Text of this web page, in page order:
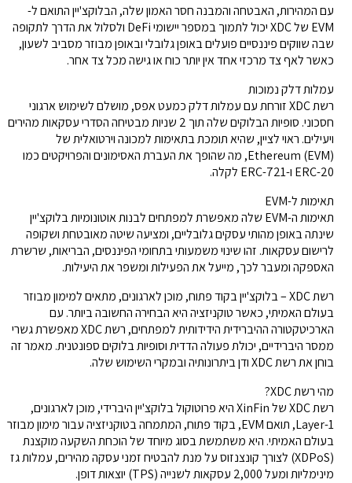
עם המהירות, האבטחה והמבנה חסר האמון שלה, הבלוקצ'יין התואם ל-
EVM של XDC יכול לתמוך במספר יישומי DeFi ולסלול את הדרך לתקופה
שבה שווקים פיננסיים פועלים באופן גלובלי ובאופן מבוזר מסביב לשעון,
כאשר לאף צד מרכזי אחד אין יותר כוח או גישה מכל צד אחר.
עמלות דלק נמוכות
רשת XDC זורחת עם עמלות דלק כמעט אפס, מושלם לשימוש ארגוני
חסכוני. סופיות הבלוקים שלה תוך 2 שניות מבטיחה הסדרי עסקאות מהירים
ויעילים. ראוי לציין, שהיא תומכת בתאימות למכונה וירטואלית של
Ethereum (EVM), מה שהופך את העברת האסימונים והפרויקטים כמו
ERC-20 ו-ERC-721 לקלה.
תאימות ל-EVM
תאימות ה-EVM שלה מאפשרת למפתחים לבנות אוטונומיות בלוקצ'יין
שינתה באופן מהותי עסקים גלובליים, ומציעה שיטה מאובטחת ושקופה
לרישום עסקאות. זהו שינוי משמעותי בתחומי הפיננסים, הבריאות, שרשרת
האספקה ומעבר לכך, מייעל את הפעילות ומשפר את היעילות.
רשת XDC – בלוקצ'יין בקוד פתוח, מוכן לארגונים, מתאים למימון מבוזר
בעולם האמיתי, כאשר טוקניזציה היא הבחירה החשובה ביותר. עם
הארכיטקטורה ההיברידית הידידותית למפתחים, רשת XDC מאפשרת גשרי
ממסר היברידיים, יכולת פעולה הדדית וסופיות בלוקים ספונטנית. מאמר זה
בוחן את רשת XDC ודן ביתרונותיה ובמקרי השימוש שלה.
מהי רשת XDC?
רשת XDC של XinFin היא פרוטוקול בלוקצ'יין היברידי, מוכן לארגונים,
Layer-1, תואם EVM, בקוד פתוח, המתמחה בטוקניזציה עבור מימון מבוזר
בעולם האמיתי. היא משתמשת בסוג מיוחד של הוכחת השקעה מוקצנת
(XDPoS) לצורך קונצנזוס על מנת להבטיח זמני עסקה מהירים, עמלות גז
מינימליות ומעל 2,000 עסקאות לשנייה (TPS) יוצאות דופן.